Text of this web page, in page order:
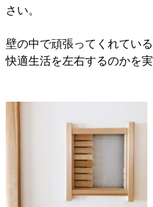
さい。
壁の中で頑張ってくれてい
快適生活を左右するのかを